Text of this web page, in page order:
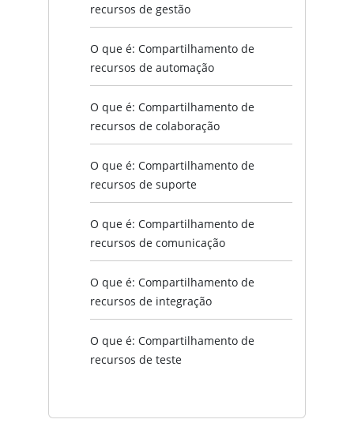
recursos de gestão
O que é: Compartilhamento de
recursos de automação
O que é: Compartilhamento de
recursos de colaboração
O que é: Compartilhamento de
recursos de suporte
O que é: Compartilhamento de
recursos de comunicação
O que é: Compartilhamento de
recursos de integração
O que é: Compartilhamento de
recursos de teste